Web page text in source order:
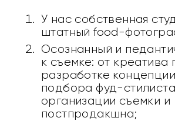
У нас собственная
штатный food-
Осознанный и
к съемке: от креатива
разработке
подбора фуд-
организации съемки и
постпродакшна;